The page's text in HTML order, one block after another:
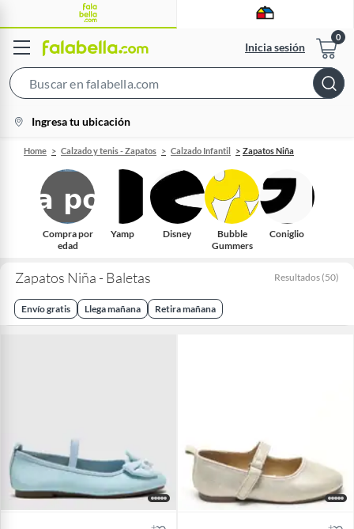
Inicia sesión
Bar
location-
icon
Ingresa tu ubicación
Home Calzado y tenis - Zapatos Calzado Infantil Zapatos Niña
Compra por
edad
Yamp Disney
Bubble
Gummers
Coniglio
Zapatos Niña - Baletas Resultados (50)
Envío gratis Llega mañana Retira mañana